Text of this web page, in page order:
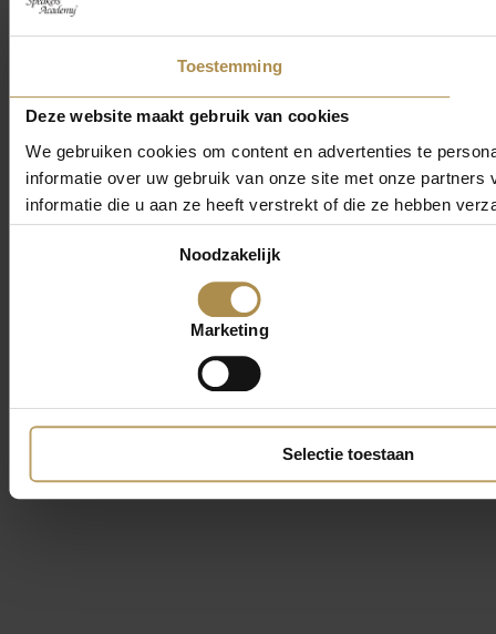
Toestemming
Deze website maakt gebruik van cookies
We gebruiken cookies om content en advertenties te
informatie over uw gebruik van onze site met onze
informatie die u aan ze heeft verstrekt of die ze hebben
Noodzakelijk
Marketing
Selectie toestaan